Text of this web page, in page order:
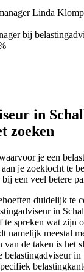
bij
in
zoeken
je een
je zoektocht te
een veel betere
duidelijk te
in
te spreken wat zijn
namelijk meestal
van de taken is het
belastingadviseur